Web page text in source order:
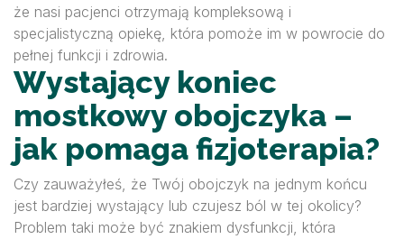
że nasi pacjenci otrzymają kompleksową i
specjalistyczną opiekę, która pomoże im w powrocie do
pełnej funkcji i zdrowia.
Wystający koniec
mostkowy obojczyka –
jak pomaga fizjoterapia?
Czy zauważyłeś, że Twój obojczyk na jednym końcu
jest bardziej wystający lub czujesz ból w tej okolicy?
Problem taki może być znakiem dysfunkcji, która